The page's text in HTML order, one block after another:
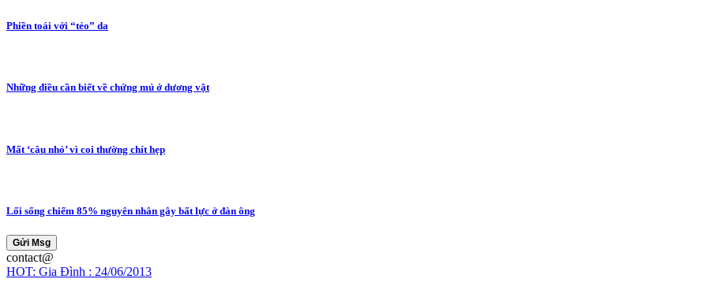
Phiền toái với “tẻo” da
Những điều cần biết về chứng mủ ở dương vật
Mất ‘cậu nhỏ’ vì coi thường chít hẹp
Lối sống chiếm 85% nguyên nhân gây bất lực ở đàn ông
Gửi Msg
contact@
HOT: Gia Đình : 24/06/2013